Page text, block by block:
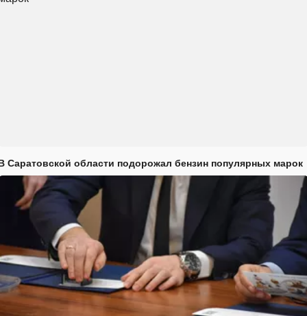
Саратовской области подорожал бензин популярных марок